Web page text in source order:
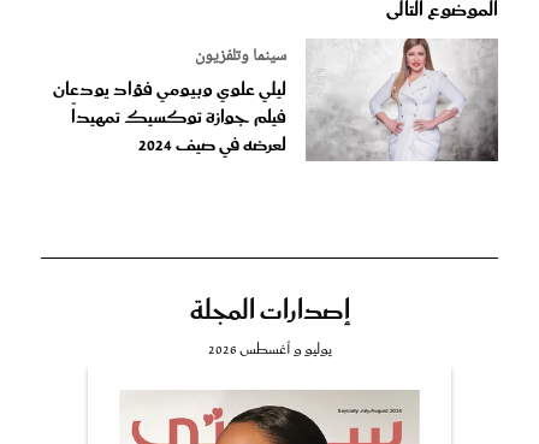
الموضوع التالى
سينما وتلفزيون
ليلي علوي وبيومي فؤاد يودعان
فيلم جوازة توكسيك تمهيداً
لعرضه في صيف 2024
إصدارات المجلة
يوليو و أغسطس 2026